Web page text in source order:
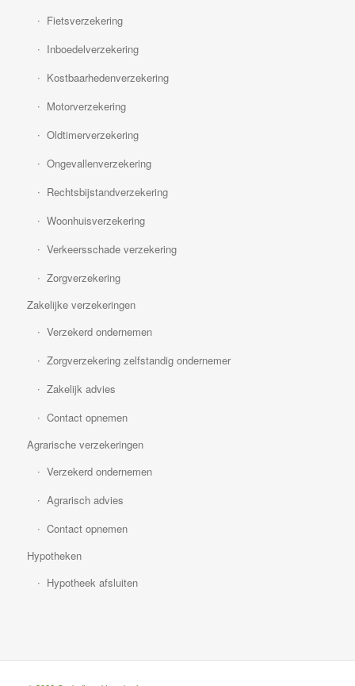
Fietsverzekering
Inboedelverzekering
Kostbaarhedenverzekering
Motorverzekering
Oldtimerverzekering
Ongevallenverzekering
Rechtsbijstandverzekering
Woonhuisverzekering
Verkeersschade verzekering
Zorgverzekering
Zakelijke verzekeringen
Verzekerd ondernemen
Zorgverzekering zelfstandig ondernemer
Zakelijk advies
Contact opnemen
Agrarische verzekeringen
Verzekerd ondernemen
Agrarisch advies
Contact opnemen
Hypotheken
Hypotheek afsluiten